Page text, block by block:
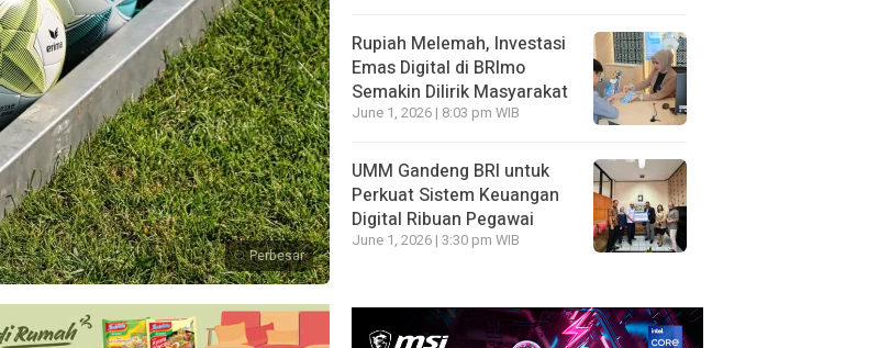
Perbesar
Rupiah Melemah, Investasi
Emas Digital di BRImo
Semakin Dilirik Masyarakat
June 1, 2026 | 8:03 pm WIB
UMM Gandeng BRI untuk
Perkuat Sistem Keuangan
Digital Ribuan Pegawai
June 1, 2026 | 3:30 pm WIB